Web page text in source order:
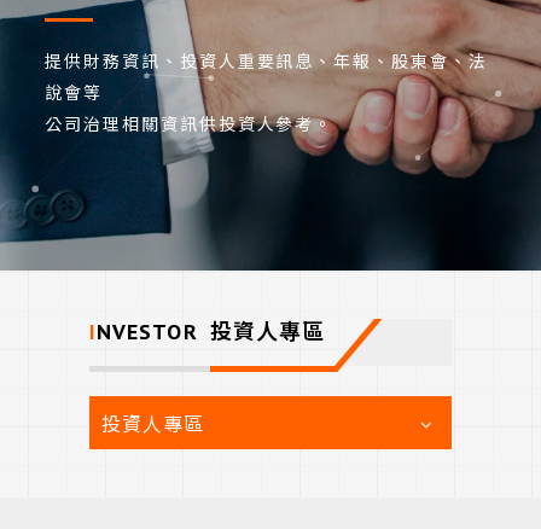
提供財務資訊、投資人重要訊息、年報、股東會、法
說會等
公司治理相關資訊供投資人參考。
INVESTOR 投資人專區
投資人專區